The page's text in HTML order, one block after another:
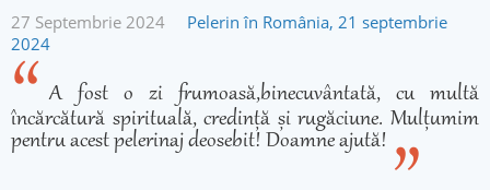
27 Septembrie 2024
Pelerin în România, 21 septembrie
2024
A fost o zi frumoasă,binecuvântată, cu multă
încărcătură spirituală, credință și rugăciune. Mulțumim
pentru acest pelerinaj deosebit! Doamne ajută!